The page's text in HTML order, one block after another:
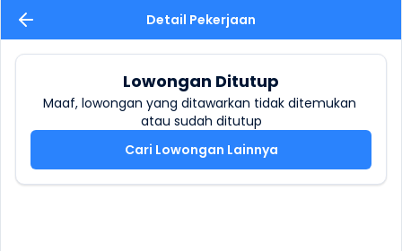
Detail Pekerjaan
Lowongan Ditutup
Maaf, lowongan yang ditawarkan tidak ditemukan
atau sudah ditutup
Cari Lowongan Lainnya